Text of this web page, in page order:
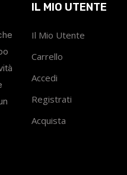
IL MIO UTENTE
Il Mio Utente
Carrello
Accedi
Registrati
Acquista